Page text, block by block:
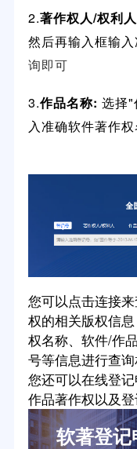
2.著作权人/权利
然后再输入框输入
询即可
3.作品名称: 选择"
入准确软件著作
您可以点击连接
权的相关版权信
权名称、软件/作
号等信息进行查
您还可以在线登
作品著作权以及
软著登记